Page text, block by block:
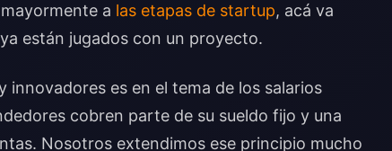
a las etapas de startup, acá va
están jugados con un proyecto.
es en el tema de los salarios
cobren parte de su sueldo fijo y una
Nosotros extendimos ese principio mucho